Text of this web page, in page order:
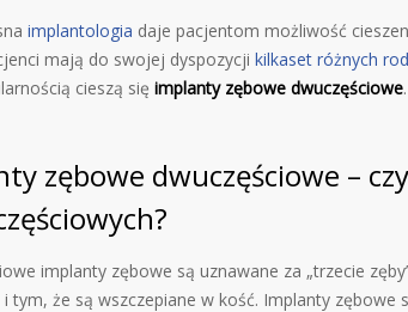
implantologia daje pacjentom możliwość
mają do swojej dyspozycji kilkaset różnych
cieszą się implanty zębowe dwuczęściowe
zębowe dwuczęściowe –
implanty zębowe są uznawane za „trzecie
i tym, że są wszczepiane w kość. Implanty